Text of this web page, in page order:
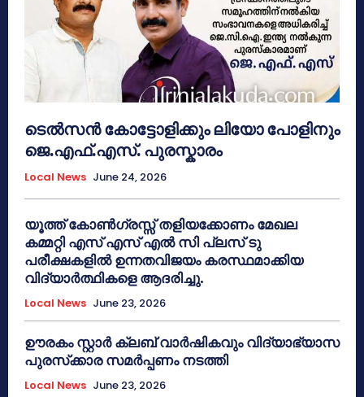
ടെൽസൻ കോട്ടോളിക്കും ലിയോ പോളിനും
ജെ.എഫ്.എസ്. പുരസ്കാരം
Local News June 24, 2026
യൂത്ത് കോൺഗ്രസ്സ് തളിയക്കോണം മേഖല
കമ്മറ്റി എസ് എസ് എൽ സി പ്ലസ് ടു
പരീക്ഷകളിൽ ഉന്നതവിജയം കരസ്ഥമാക്കിയ
വിദ്യാർത്ഥികളെ ആദരിച്ചു.
Local News June 23, 2026
ഊരകം സ്റ്റാർ ക്ലബ് വാർഷികവും വിദ്യാഭ്യാസ
പുരസ്‌ക്കാര സമർപ്പണം നടത്തി
Local News June 23, 2026